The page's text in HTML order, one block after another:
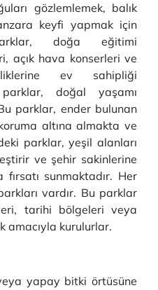
gözlemlemek, balık
keyfi yapmak için
doğa eğitimi
açık hava konserleri ve
ev sahipliği
doğal yaşamı
parklar, ender bulunan
altına almakta ve
parklar, yeşil alanları
ve şehir sakinlerine
sunmaktadır. Her
vardır. Bu parklar
tarihi bölgeleri veya
amacıyla kurulurlar.
yapay bitki örtüsüne